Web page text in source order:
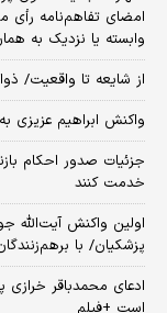
امضای تفاهم‌نامه
وابسته یا نزدیک به
از شایعه تا واقعیت/
واکنش ابراهیم عزیزی
خدمت کنند
اولین واکنش آیت‌الله
پزشکیان/ با
ادعای محمدباقر